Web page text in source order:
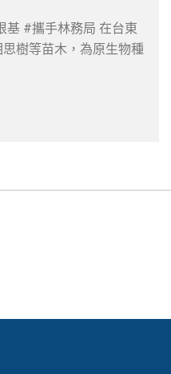
基 #攜手林務局 在台東
樹等苗木，為原生物種